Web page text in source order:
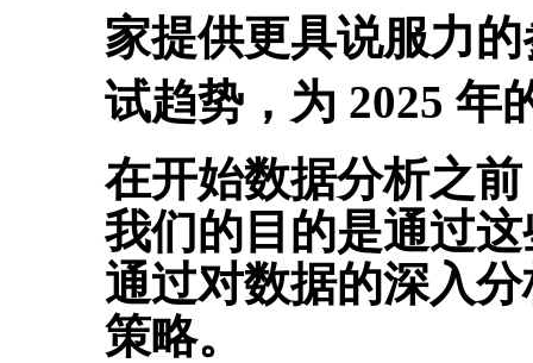
家提供更具说服力
试趋势，为 2025 年
在开始数据分析之
我们的目的是通过
通过对数据的深入
策略。